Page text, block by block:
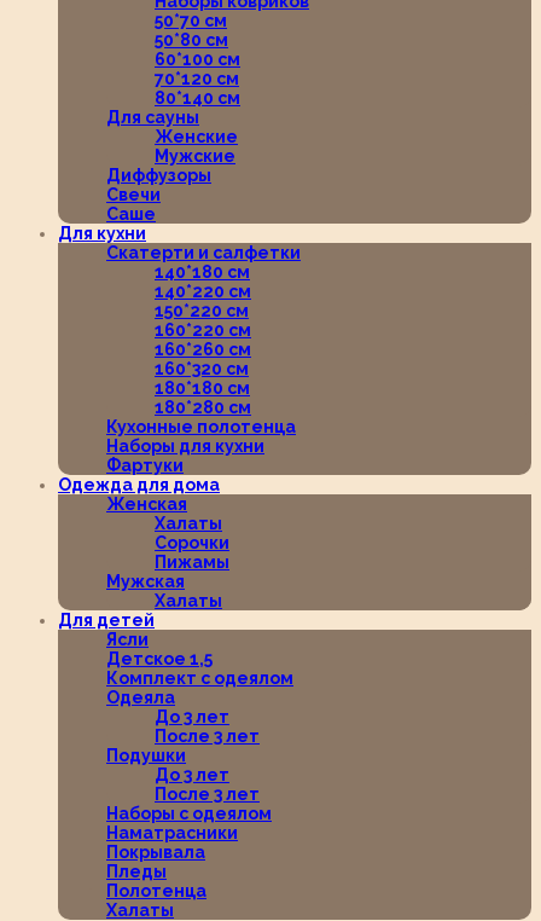
50*70 см
50*80 см
60*100 см
70*120 см
80*140 см
Для сауны
Женские
Мужские
Диффузоры
Свечи
Саше
Для кухни
Скатерти и салфетки
140*180 см
140*220 см
150*220 см
160*220 см
160*260 см
160*320 см
180*180 см
180*280 см
Кухонные полотенца
Наборы для кухни
Фартуки
Одежда для дома
Женская
Халаты
Сорочки
Пижамы
Мужская
Халаты
Для детей
Ясли
Детское 1,5
Комплект с одеялом
Одеяла
До 3 лет
После 3 лет
Подушки
До 3 лет
После 3 лет
Наборы с одеялом
Наматрасники
Покрывала
Пледы
Полотенца
Халаты